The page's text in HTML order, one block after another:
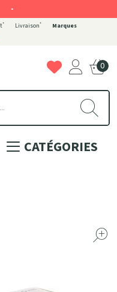
* Livraison* Marques
votre service
0
CATÉGORIES